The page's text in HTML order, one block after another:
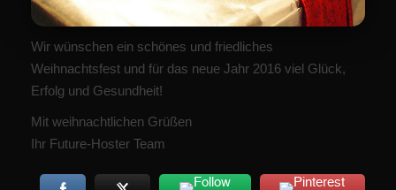
Wir wünschen ein schönes und friedliches
Weihnachtsfest und für das neue Jahr 2016 viel Glück,
Erfolg und Gesundheit!
Mit weihnachtlichen Grüßen
Ihr Future-Hoster Team